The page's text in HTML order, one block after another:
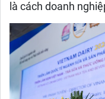
là cách doanh